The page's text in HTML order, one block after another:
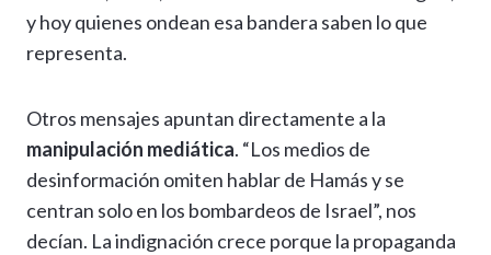
y hoy quienes ondean esa bandera saben lo que
representa.
Otros mensajes apuntan directamente a la
manipulación mediática. “Los medios de
desinformación omiten hablar de Hamás y se
centran solo en los bombardeos de Israel”, nos
decían. La indignación crece porque la propaganda